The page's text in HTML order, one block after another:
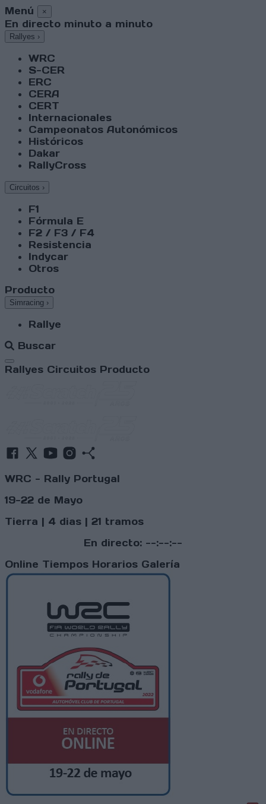
Menú ×
En directo minuto a minuto
Rallyes ›
WRC
S-CER
ERC
CERA
CERT
Internacionales
Campeonatos Autonómicos
Históricos
Dakar
RallyCross
Circuitos ›
F1
Fórmula E
F2 / F3 / F4
Resistencia
Indycar
Otros
Producto
Simracing ›
Rallye
Buscar
Abrir menú
Rallyes Circuitos Producto
WRC - Rally Portugal
19-22 de Mayo
Tierra | 4 dias | 21 tramos
En directo: --:--:--
Online Tiempos Horarios Galería